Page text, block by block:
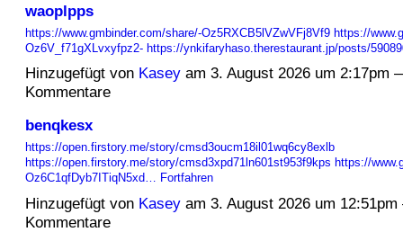
waoplpps
https://www.gmbinder.com/share/-Oz5RXCB5lVZwVFj8Vf9 https://
Oz6V_f71gXLvxyfpz2- https://ynkifaryhaso.therestaurant.jp/posts/
Hinzugefügt von Kaseyam 3. August 2026 um 2:17pm
Kommentare
benqkesx
https://open.firstory.me/story/cmsd3oucm18il01wq6cy8exlb
https://open.firstory.me/story/cmsd3xpd71ln601st953f9kps https://
Oz6C1qfDyb7ITiqN5xd… Fortfahren
Hinzugefügt von Kaseyam 3. August 2026 um
Kommentare